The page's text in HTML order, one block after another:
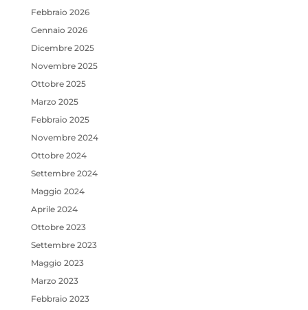
Febbraio 2026
Gennaio 2026
Dicembre 2025
Novembre 2025
Ottobre 2025
Marzo 2025
Febbraio 2025
Novembre 2024
Ottobre 2024
Settembre 2024
Maggio 2024
Aprile 2024
Ottobre 2023
Settembre 2023
Maggio 2023
Marzo 2023
Febbraio 2023